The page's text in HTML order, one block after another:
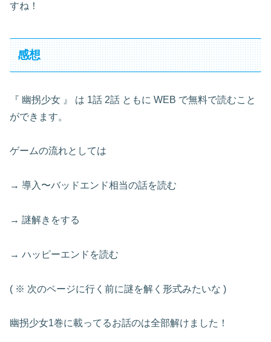
すね！
感想
『 幽拐少女 』 は 1話 2話 ともに WEB で無料で読むこと
ができます。
ゲームの流れとしては
→ 導入〜バッドエンド相当の話を読む
→ 謎解きをする
→ ハッピーエンドを読む
( ※ 次のページに行く前に謎を解く形式みたいな )
幽拐少女1巻に載ってるお話のは全部解けました！